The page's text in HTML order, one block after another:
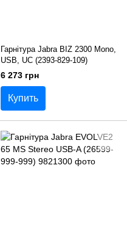
Гарнітура Jabra BIZ 2300 Mono,
USB, UC (2393-829-109)
6 273 грн
Купить